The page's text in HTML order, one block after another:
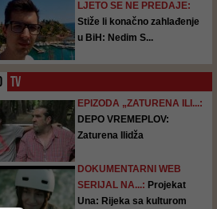
LJETO SE NE PREDAJE:
Stiže li konačno zahlađenje
u BiH: Nedim S...
TV
EPIZODA „ZATURENA ILI...:
DEPO VREMEPLOV:
Zaturena Ilidža
DOKUMENTARNI WEB
SERIJAL NA...: Projekat
Una: Rijeka sa kulturom